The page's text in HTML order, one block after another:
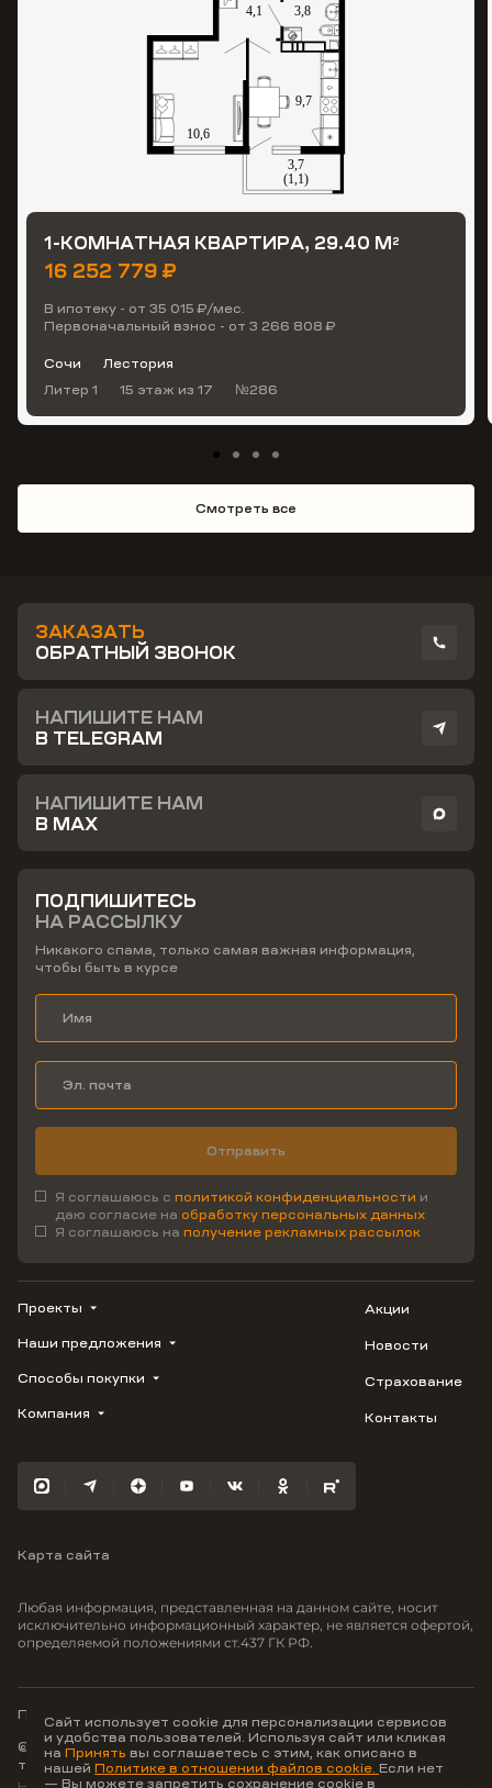
1-КОМНАТНАЯ КВАРТИРА, 29.40 М2
16 252 779 ₽
В ипотеку - от 35 015 ₽/мес.
Первоначальный взнос - от 3 266 808 ₽
Сочи
Лестория
Литер 1
15 этаж из 17 №286
Смотреть все
ЗАКАЗАТЬ
ОБРАТНЫЙ ЗВОНОК
НАПИШИТЕ НАМ
В TELEGRAM
НАПИШИТЕ НАМ
В MAX
ПОДПИШИТЕСЬ
НА РАССЫЛКУ
Никакого спама, только самая важная информация,
чтобы быть в курсе
Отправить
Я соглашаюсь с политикой конфиденциальности и
даю согласие на обработку персональных данных
Я соглашаюсь на получение рекламных рассылок
Проекты
ВЕРН
1799
Флора
Отражение
Моретта
Вместе
Наши предложения
Купить квартиру
Студию
3-комнатную
Способы покупки
Трейд-ин
100% оплата
Компания
Карьера
Акции
Новости
Страхование
Контакты
Карта сайта
Любая информация, представленная на данном сайте, носит
исключительно информационный характер, не является офертой,
определяемой положениями ст.437 ГК РФ.
© ООО Неоагентство, ИНН 9703176621,
тел.:+7 800 707-87-38
Политика конфиденциальности
Сайт использует cookie для персонализации сервисов
и удобства пользователей. Используя сайт или кликая
на Принять вы соглашаетесь с этим, как описано в
нашей Политике в отношении файлов cookie. Если нет
— Вы можете запретить сохранение cookie в